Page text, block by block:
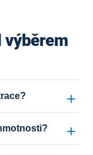
výběrem